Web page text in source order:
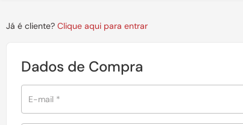
Já é cliente? Clique aqui para entrar
Dados de Compra
E-mail *